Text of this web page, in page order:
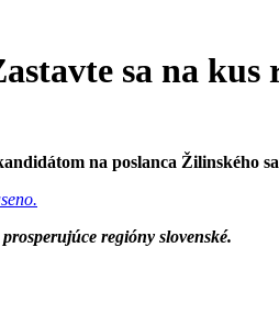
sa na
na poslanca Žilinského
regióny slovenské.